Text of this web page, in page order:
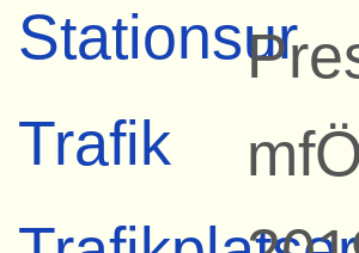
Stationsur
Trafik